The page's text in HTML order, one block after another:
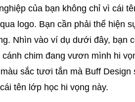
của bạn không chỉ vì cái
logo. Bạn cần phải thể hiện
Nhìn vào ví dụ dưới đây, bạn
chim đang vươn mình hi
sắc tươi tắn mà Buff Design
tên lớp học hi vọng này.